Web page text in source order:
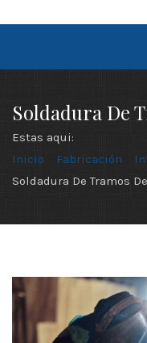
Soldadura De
Estas aqui:
Inicio
Fabricación
Soldadura De Tramos